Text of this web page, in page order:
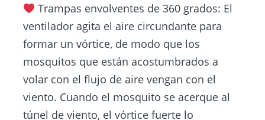
Trampas envolventes de 360 grados: El
ventilador agita el aire circundante para
formar un vórtice, de modo que los
mosquitos que están acostumbrados a
volar con el flujo de aire vengan con el
viento. Cuando el mosquito se acerque al
túnel de viento, el vórtice fuerte lo